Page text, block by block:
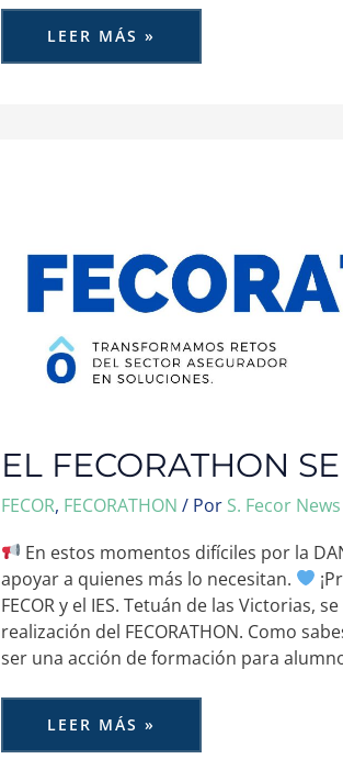
LEER MÁS »
EL FECORATHON
FECOR, FECORATHON / Por S. Fecor News
En estos momentos difíciles por la
apoyar a quienes más lo necesitan.
FECOR y el IES. Tetuán de las Victorias,
realización del FECORATHON. Como
ser una acción de formación para
LEER MÁS »